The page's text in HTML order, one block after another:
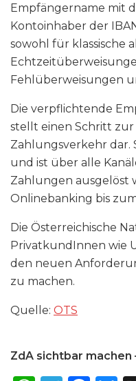
Empfängername mit
Kontoinhaber der
sowohl für klassische
Fehlüberweisungen
Die verpflichtende
stellt einen Schritt
Zahlungsverkehr dar.
und ist über alle
Zahlungen ausgelöst
Onlinebanking bis
Die Österreichische
PrivatkundInnen wie
den neuen
zu machen.
Quelle: OTS
ZdA sichtbar machen